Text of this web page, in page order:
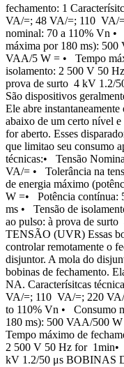
fechamento: 1
VA/=; 48 VA/=; 110 VA/
nominal: 70 a 110% Vn •
máxima por 180 ms):
VAA/5 W = • Tempo
isolamento: 2 500 V 50
prova de surto 4 kV 1.2/
São dispositivos
Ele abre
abaixo de um certo nível e
for aberto. Esses
que limitao seu consumo
técnicas:• Tensão
VA/= • Tolerância na
de energia máximo
W =• Potência contínua:
ms • Tensão de
ao pulso: à prova de
TENSÃO (UVR) Essas
controlar remotamente o
disjuntor. A mola do
bobinas de fechamento.
NA. Caracterísitcas
VA/=; 110 VA/=; 220
to 110% Vn • Consumo
180 ms): 500 VAA/500
Tempo máximo de
2 500 V 50 Hz for 1min•
kV 1.2/50 μs BOBINAS